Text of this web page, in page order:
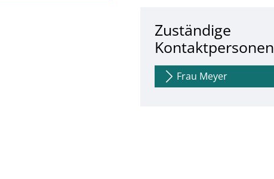
Zuständige
Kontaktpersonen
Frau Meyer